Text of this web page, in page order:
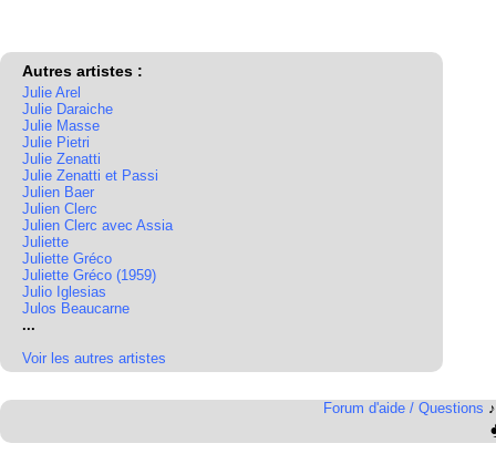
Autres artistes :
Julie Arel
Julie Daraiche
Julie Masse
Julie Pietri
Julie Zenatti
Julie Zenatti et Passi
Julien Baer
Julien Clerc
Julien Clerc avec Assia
Juliette
Juliette Gréco
Juliette Gréco (1959)
Julio Iglesias
Julos Beaucarne
...
Voir les autres artistes
Forum d'aide / Questions